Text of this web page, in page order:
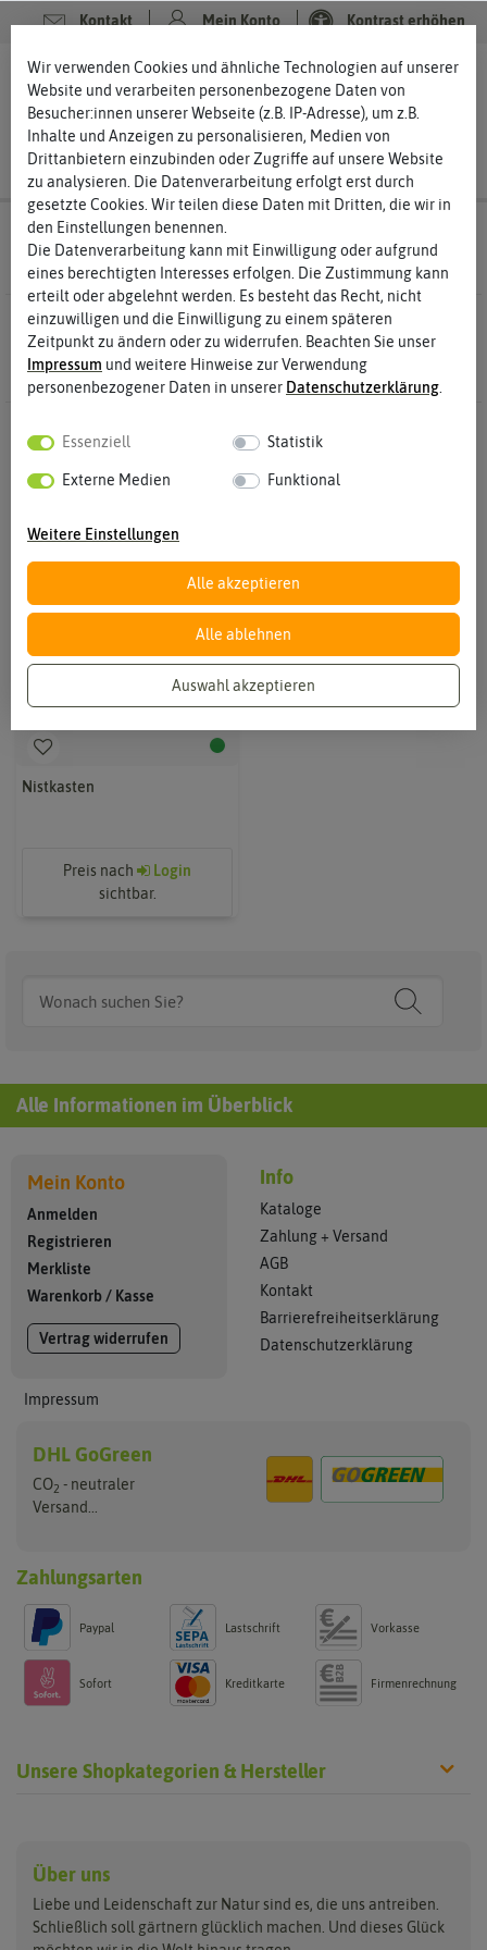
Kontakt Mein Konto Kontrast erhöhen
0 0
❤️ für TiereVögel Vogelhäuser
1 ErgebnisseGefunden in Vogelhäuser
Nistkasten
Preis nach
Login
sichtbar.
Filter
Alle Informationen im Überblick
Mein Konto
Anmelden
Registrieren
Merkliste
Warenkorb / Kasse
Vertrag widerrufen
Impressum
Info
Kataloge
Zahlung + Versand
AGB
Kontakt
Barrierefreiheitserklärung
Datenschutzerklärung
DHL GoGreen
CO2 - neutraler
Versand...
Zahlungsarten
Paypal Lastschrift Vorkasse
Sofort Kreditkarte Firmenrechnung
Unsere Shopkategorien & Hersteller
Anzuchtschalen
Beleuchtung
Keimsprossen
Benary
Buzzy Seeds FLORTUS
Über uns
Liebe und Leidenschaft zur Natur sind es, die uns antreiben.
Schließlich soll gärtnern glücklich machen. Und dieses Glück
Wir verwenden Cookies und ähnliche Technologien auf unserer
Website und verarbeiten personenbezogene Daten von
Besucher:innen unserer Webseite (z.B. IP-Adresse), um z.B.
Inhalte und Anzeigen zu personalisieren, Medien von
Drittanbietern einzubinden oder Zugriffe auf unsere Website
zu analysieren. Die Datenverarbeitung erfolgt erst durch
gesetzte Cookies. Wir teilen diese Daten mit Dritten, die wir in
den Einstellungen benennen.
Die Datenverarbeitung kann mit Einwilligung oder aufgrund
eines berechtigten Interesses erfolgen. Die Zustimmung kann
erteilt oder abgelehnt werden. Es besteht das Recht, nicht
einzuwilligen und die Einwilligung zu einem späteren
Zeitpunkt zu ändern oder zu widerrufen. Beachten Sie unser
Impressum und weitere Hinweise zur Verwendung
personenbezogener Daten in unserer Daten­schutz­erklärung
Essenziell Statistik
Externe Medien Funktional
Weitere Einstellungen
Alle akzeptieren
Alle ablehnen
Auswahl akzeptieren